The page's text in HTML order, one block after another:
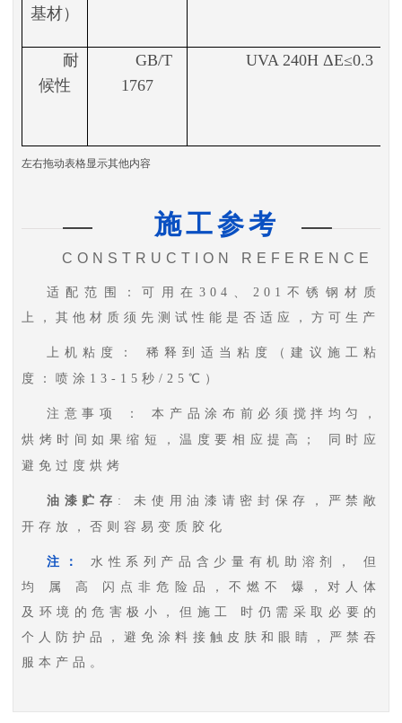
基材）
耐
候性
GB/T
1767
UVA 240H ΔE≤0.3
左右拖动表格显示其他内容
施工参考
CONSTRUCTION REFERENCE
适配范围：可用在304、201不锈钢材质
上，其他材质须先测试性能是否适应，方可生产
上机粘度：
稀释到适当粘度（建议施工粘
度：喷涂 13-15秒/25℃）
注意事项 ：
本产品涂布前必须搅拌均匀，
烘烤时间如果缩短，温度要相应提高；
同时应
避免过度烘烤
油漆贮存 :
未使用油漆请密封保存，严禁敞
开存放，否则容易变质胶化
注： 水性系列产品含少量有机助溶剂，
但
均
属 高 闪点非危险品，不燃不
爆，对人体
及环境的危害极小，但施工
时仍需采取必要的
个人防护品，避免涂料接触皮肤和眼睛，严禁吞
服本产品。